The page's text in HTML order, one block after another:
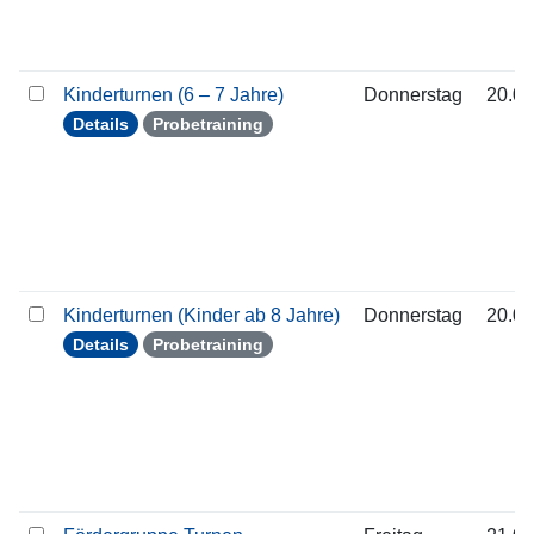
Kinderturnen (6 – 7 Jahre)
Details Probetraining
Donnerstag
Kinderturnen (Kinder ab 8 Jahre)
Details Probetraining
Donnerstag